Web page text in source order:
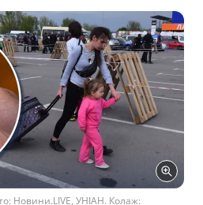
Новини.LIVE, УНІАН. Колаж: